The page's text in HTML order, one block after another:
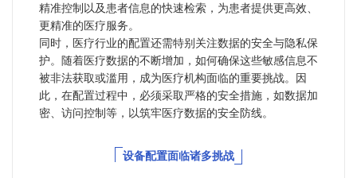
精准控制以及患者信息的快速检索，为患者提供更高效、
更精准的医疗服务。
同时，医疗行业的配置还需特别关注数据的安全与隐私保
护。随着医疗数据的不断增加，如何确保这些敏感信息不
被非法获取或滥用，成为医疗机构面临的重要挑战。因
此，在配置过程中，必须采取严格的安全措施，如数据加
密、访问控制等，以筑牢医疗数据的安全防线。
设备配置面临诸多挑战